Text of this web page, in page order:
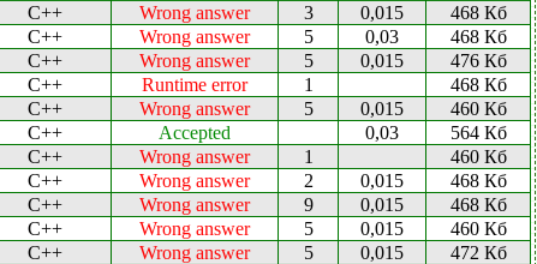
C++ Wrong answer 3 0,015
468 Кб
C++ Wrong answer 5 0,03
468 Кб
C++ Wrong answer 5 0,015
476 Кб
C++ Runtime error 1
468 Кб
C++ Wrong answer 5 0,015
460 Кб
C++ Accepted 0,03
564 Кб
C++ Wrong answer 1
460 Кб
C++ Wrong answer 2 0,015
468 Кб
C++ Wrong answer 9 0,015
468 Кб
C++ Wrong answer 5 0,015
460 Кб
C++ Wrong answer 5 0,015
472 Кб